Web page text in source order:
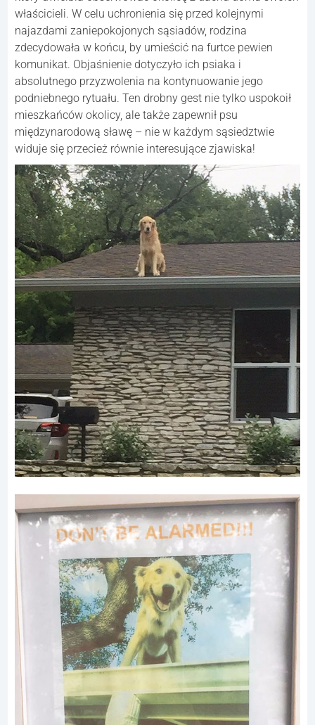
właścicieli. W celu uchronienia się przed kolejnymi
najazdami zaniepokojonych sąsiadów, rodzina
zdecydowała w końcu, by umieścić na furtce pewien
komunikat. Objaśnienie dotyczyło ich psiaka i
absolutnego przyzwolenia na kontynuowanie jego
podniebnego rytuału. Ten drobny gest nie tylko uspokoił
mieszkańców okolicy, ale także zapewnił psu
międzynarodową sławę – nie w każdym sąsiedztwie
widuje się przecież równie interesujące zjawiska!